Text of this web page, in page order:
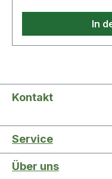
In
Kontakt
Service
Über uns